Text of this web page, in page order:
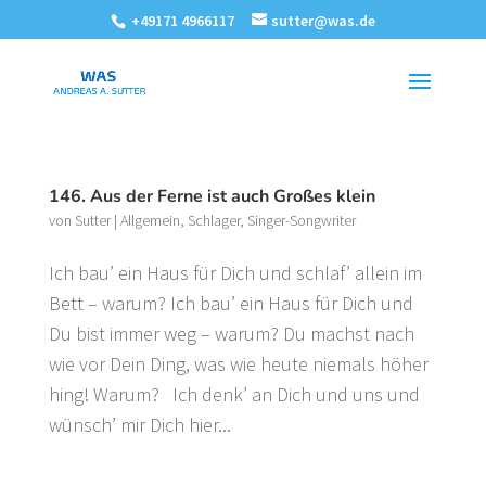
+49171 4966117 sutter@was.de
146. Aus der Ferne ist auch Großes klein
von Sutter| Allgemein, Schlager, Singer-Songwriter
Ich bau’ ein Haus für Dich und schlaf’ allein im
Bett – warum? Ich bau’ ein Haus für Dich und
Du bist immer weg – warum? Du machst nach
wie vor Dein Ding, was wie heute niemals höher
hing! Warum? Ich denk’ an Dich und uns und
wünsch’ mir Dich hier...